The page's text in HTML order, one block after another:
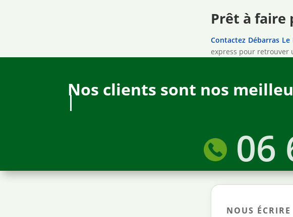
Prêt à faire
Contactez Débarras Le
express pour retrouver
Nos clients sont nos
06
NOUS ÉCRIRE